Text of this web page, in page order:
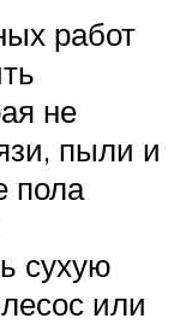
работ
не
пыли и
пола
сухую
или